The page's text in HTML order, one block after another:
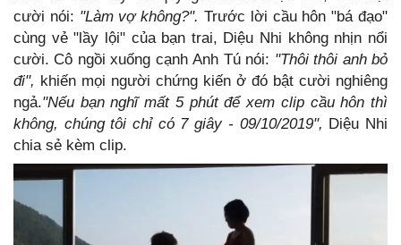
cười nói: "Làm vợ không?".Trước lời cầu hôn "bá đạo"
cùng vẻ "lầy lội" của bạn trai, Diệu Nhi không nhịn nổi
cười. Cô ngồi xuống cạnh Anh Tú nói: "Thôi thôi anh bỏ
đi", khiến mọi người chứng kiến ở đó bật cười nghiêng
ngả."Nếu bạn nghĩ mất 5 phút để xem clip cầu hôn thì
không, chúng tôi chỉ có 7 giây - 09/10/2019", Diệu Nhi
chia sẻ kèm clip.